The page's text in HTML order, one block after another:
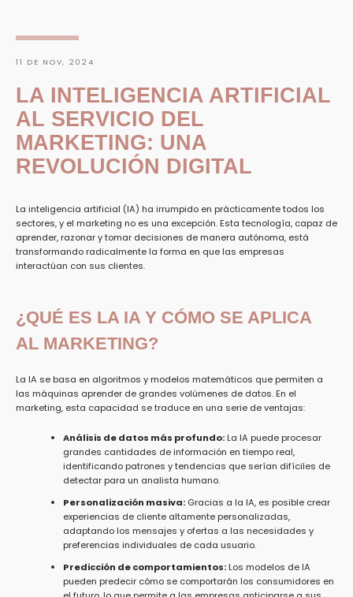
BUSCAR
11 DE NOV, 2024
LA INTELIGENCIA ARTIFICIAL
AL SERVICIO DEL
MARKETING: UNA
REVOLUCIÓN DIGITAL
La inteligencia artificial (IA) ha irrumpido en prácticamente todos los
sectores, y el marketing no es una excepción. Esta tecnología, capaz de
aprender, razonar y tomar decisiones de manera autónoma, está
transformando radicalmente la forma en que las empresas
interactúan con sus clientes.
¿QUÉ ES LA IA Y CÓMO SE APLICA
AL MARKETING?
La IA se basa en algoritmos y modelos matemáticos que permiten a
las máquinas aprender de grandes volúmenes de datos. En el
marketing, esta capacidad se traduce en una serie de ventajas:
Análisis de datos más profundo:La IA puede procesar
grandes cantidades de información en tiempo real,
identificando patrones y tendencias que serían difíciles de
detectar para un analista humano.
Personalización masiva: Gracias a la IA, es posible crear
experiencias de cliente altamente personalizadas,
adaptando los mensajes y ofertas a las necesidades y
preferencias individuales de cada usuario.
Predicción de comportamientos:Los modelos de IA
pueden predecir cómo se comportarán los consumidores en